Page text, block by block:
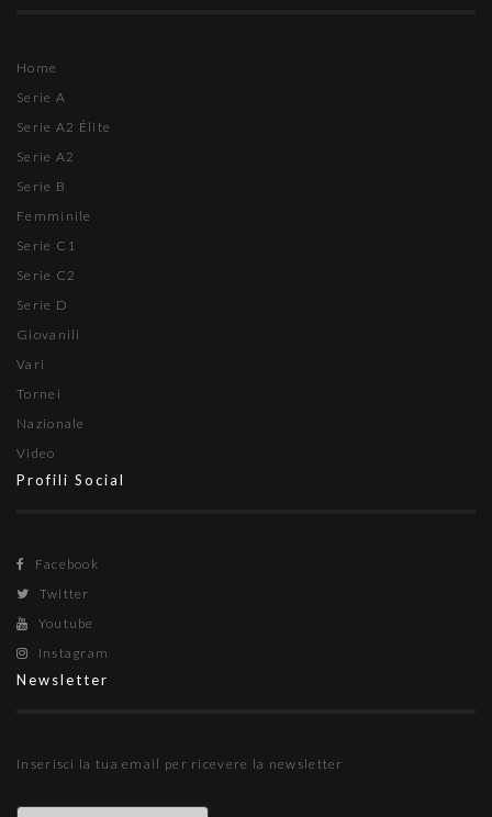
Home
Serie A
Serie A2 Élite
Serie A2
Serie B
Femminile
Serie C1
Serie C2
Serie D
Giovanili
Vari
Tornei
Nazionale
Video
Profili Social
Facebook
Twitter
Youtube
Instagram
Newsletter
Inserisci la tua email per ricevere la newsletter